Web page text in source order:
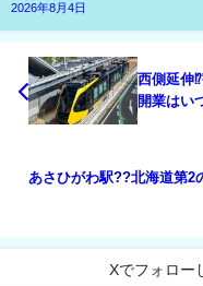
2026年8月4日
西側延伸
開業はい
あさひがわ駅??北海道第2
Xでフォロー